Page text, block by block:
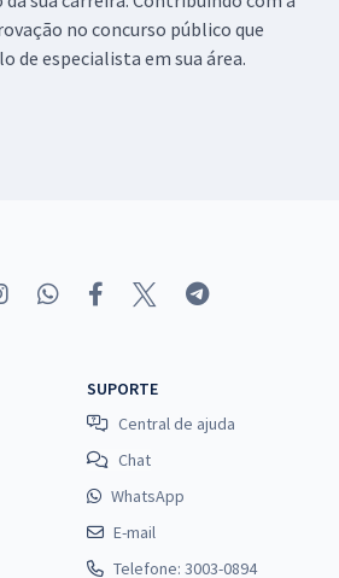
no concurso público que
de especialista em sua área.
SUPORTE
Central de ajuda
Chat
WhatsApp
E-mail
Telefone: 3003-0894